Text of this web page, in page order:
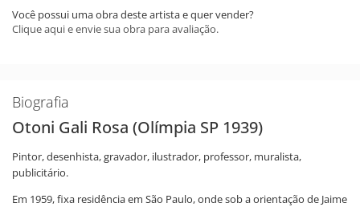
Você possui uma obra deste artista e quer vender?
Clique aqui e envie sua obra para avaliação.
Biografia
Otoni Gali Rosa (Olímpia SP 1939)
Pintor, desenhista, gravador, ilustrador, professor, muralista,
publicitário.
Em 1959, fixa residência em São Paulo, onde sob a orientação de Jaime